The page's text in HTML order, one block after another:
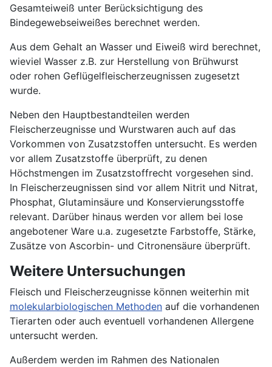
Gesamteiweiß unter Berücksichtigung des
Bindegewebseiweißes berechnet werden.
Aus dem Gehalt an Wasser und Eiweiß wird berechnet,
wieviel Wasser z.B. zur Herstellung von Brühwurst
oder rohen Geflügelfleischerzeugnissen zugesetzt
wurde.
Neben den Hauptbestandteilen werden
Fleischerzeugnisse und Wurstwaren auch auf das
Vorkommen von Zusatzstoffen untersucht. Es werden
vor allem Zusatzstoffe überprüft, zu denen
Höchstmengen im Zusatzstoffrecht vorgesehen sind.
In Fleischerzeugnissen sind vor allem Nitrit und Nitrat,
Phosphat, Glutaminsäure und Konservierungsstoffe
relevant. Darüber hinaus werden vor allem bei lose
angebotener Ware u.a. zugesetzte Farbstoffe, Stärke,
Zusätze von Ascorbin- und Citronensäure überprüft.
Weitere Untersuchungen
Fleisch und Fleischerzeugnisse können weiterhin mit
molekularbiologischen Methoden auf die vorhandenen
Tierarten oder auch eventuell vorhandenen Allergene
untersucht werden.
Außerdem werden im Rahmen des Nationalen